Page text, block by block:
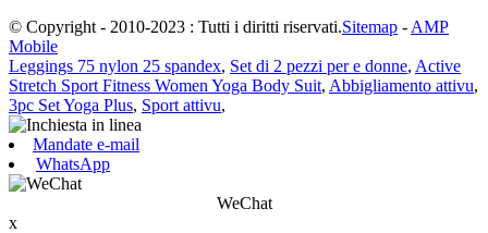
© Copyright - 2010-2023 : Tutti i diritti riservati.Sitemap - AMP
Mobile
Leggings 75 nylon 25 spandex, Set di 2 pezzi per e donne, Active
Stretch Sport Fitness Women Yoga Body Suit, Abbigliamento attivu,
3pc Set Yoga Plus, Sport attivu,
Mandate e-mail
WhatsApp
WeChat
x